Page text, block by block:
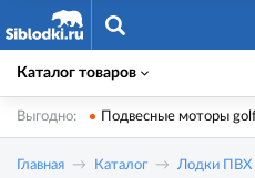
Каталог товаров
Выгодно: Подвесные моторы
Главная Каталог Лодки ПВХ